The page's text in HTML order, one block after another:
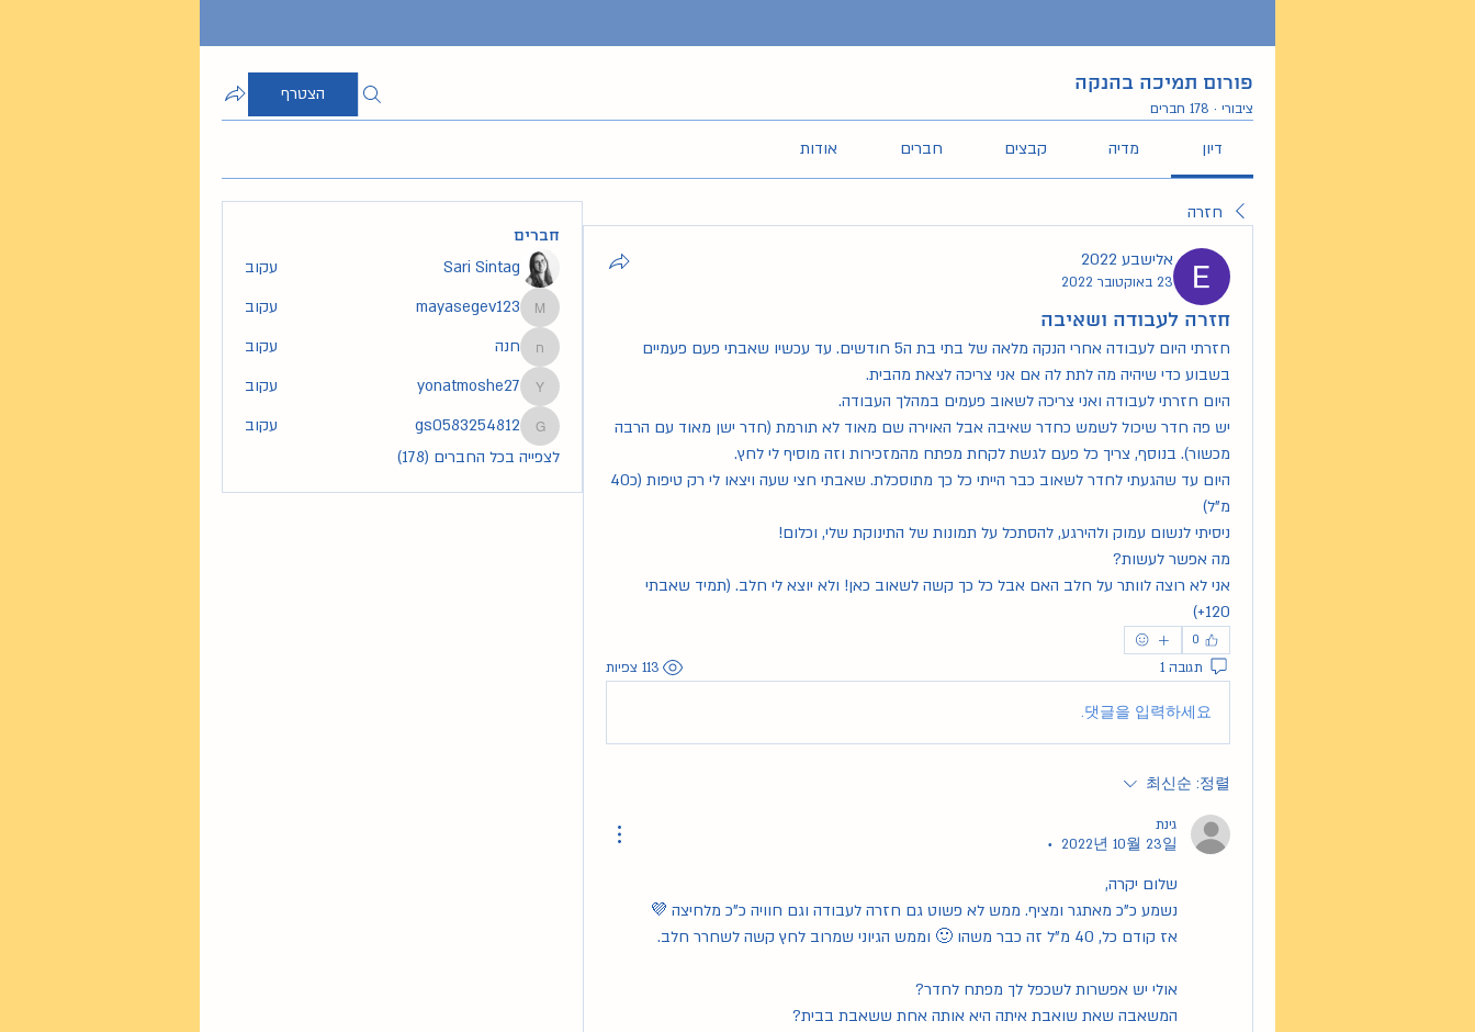
פורום תמיכה בהנקה
ציבורי · 178 חברים
הצטרף
דיון מדיה קבצים חברים אודות
חזרה
אלישבע 2022
23 באוקטובר 2022
חזרה לעבודה ושאיבה
בשבוע כדי שיהיה מה לתת לה אם אני צריכה לצאת מהבית.
היום חזרתי לעבודה ואני צריכה לשאוב פעמים במהלך העבודה.
מכשור). בנוסף, צריך כל פעם לגשת לקחת מפתח מהמזכירות וזה מוסיף לי לחץ.
מ"ל)
ניסיתי לנשום עמוק ולהירגע, להסתכל על תמונות של התינוקת שלי, וכלום!
מה אפשר לעשות?
120+)
0
תגובה 1 113 צפיות
댓글을 입력하세요.
정렬:
최신순
גינת
2022년 10월 23일
•
שלום יקרה,
נשמע כ"כ מאתגר ומציף. ממש לא פשוט גם חזרה לעבודה וגם חוויה כ"כ מלחיצה 💜
אז קודם כל, 40 מ"ל זה כבר משהו 🙂 וממש הגיוני שמרוב לחץ קשה לשחרר חלב.
אולי יש אפשרות לשכפל לך מפתח לחדר?
המשאבה שאת שואבת איתה היא אותה אחת ששאבת בבית?
חברים
Sari Sintag עקוב
mayasegev123
mayasegev123 עקוב
חנה
חנה עקוב
yonatmoshe27
yonatmoshe27 עקוב
gs0583254812
gs0583254812
עקוב
לצפייה בכל החברים (178)